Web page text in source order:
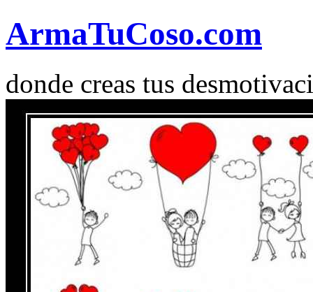
ArmaTuCoso.com
donde creas tus